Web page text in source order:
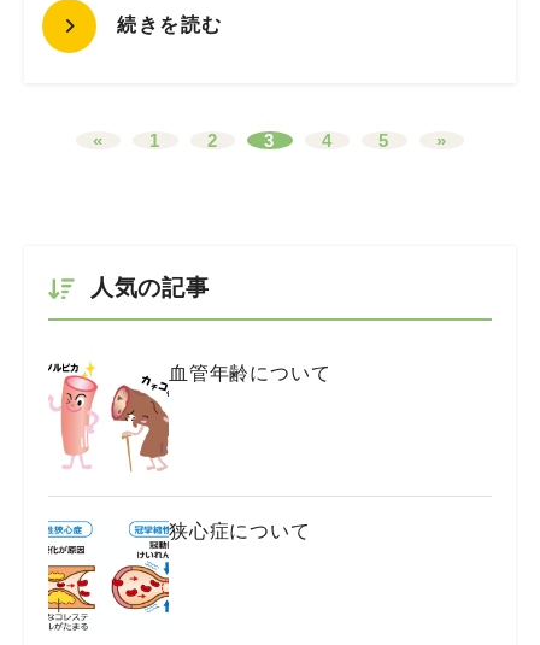
続きを読む
« 1 2 3 4 5 »
人気の記事
血管年齢について
狭心症について